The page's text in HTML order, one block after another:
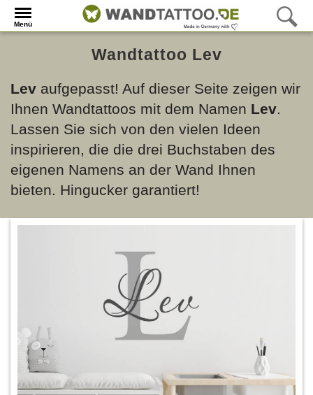
Menü
Wandtattoo Lev
Lev aufgepasst! Auf dieser Seite zeigen wir
Ihnen Wandtattoos mit dem Namen Lev.
Lassen Sie sich von den vielen Ideen
inspirieren, die die drei Buchstaben des
eigenen Namens an der Wand Ihnen
bieten. Hingucker garantiert!